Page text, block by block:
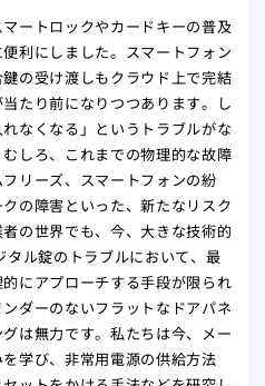
も
ィ
イ
は
説
針
当か
ど
専
ートロックやカードキーの普及
利にしました。スマートフォン
の受け渡しもクラウド上で完結
たり前になりつつあります。し
なくなる」というトラブルがな
しろ、これまでの物理的な故障
リーズ、スマートフォンの紛
の障害といった、新たなリスク
の世界でも、今、大きな技術的
ル錠のトラブルにおいて、最
にアプローチする手段が限られ
ダーのないフラットなドアパネ
は無力です。私たちは今、メー
学び、非常用電源の供給方法